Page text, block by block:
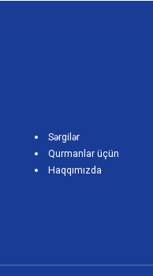
Sərgilər
Qurmanlar üçün
Haqqımızda